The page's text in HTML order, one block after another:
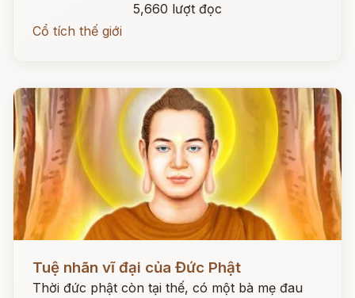
5,660 lượt đọc
Cổ tích thế giới
Tuệ nhãn vĩ đại của Đức Phật
Thời đức phật còn tại thế, có một bà mẹ đau